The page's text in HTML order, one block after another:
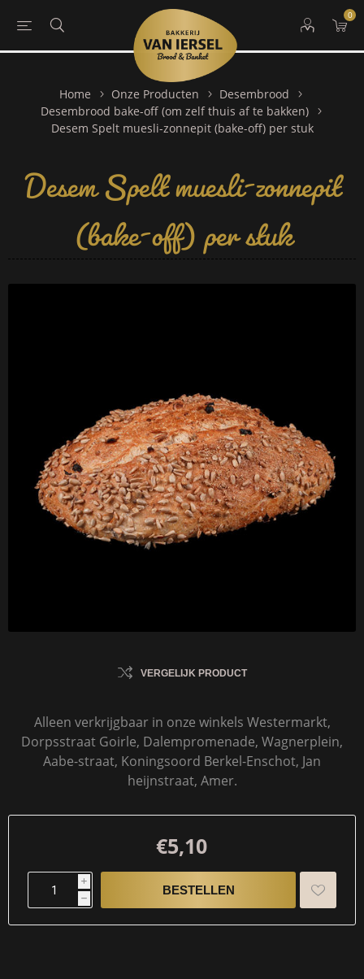
0
Home Onze Producten
Desembrood
Desembrood bake-off (om zelf thuis af te bakken)
Desem Spelt muesli-zonnepit (bake-off) per stuk
Desem Spelt muesli-zonnepit
(bake-off) per stuk
VERGELIJK PRODUCT
Alleen verkrijgbaar in onze winkels Westermarkt,
Dorpsstraat Goirle, Dalempromenade, Wagnerplein,
Aabe-straat, Koningsoord Berkel-Enschot, Jan
heijnstraat, Amer.
€5,10
i
h